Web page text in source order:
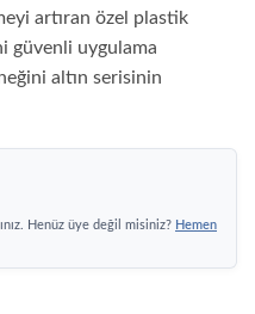
artıran özel plastik
güvenli uygulama
altın serisinin
Henüz üye değil misiniz? Hemen